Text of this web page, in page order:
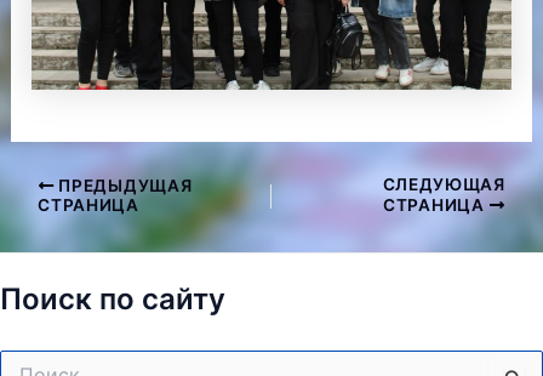
Навигация
записям
ПРЕДЫДУЩАЯ
СТРАНИЦА
СЛЕДУЮЩАЯ
СТРАНИЦА
Поиск по сайту